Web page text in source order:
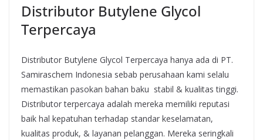
Distributor Butylene Glycol
Terpercaya
Distributor Butylene Glycol Terpercaya hanya ada di PT.
Samiraschem Indonesia sebab perusahaan kami selalu
memastikan pasokan bahan baku stabil & kualitas tinggi.
Distributor terpercaya adalah mereka memiliki reputasi
baik hal kepatuhan terhadap standar keselamatan,
kualitas produk, & layanan pelanggan. Mereka seringkali